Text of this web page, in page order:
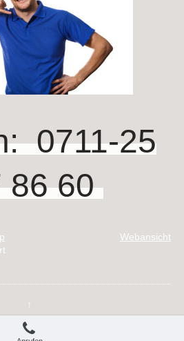
0711-25
86 60
Webansicht
↑